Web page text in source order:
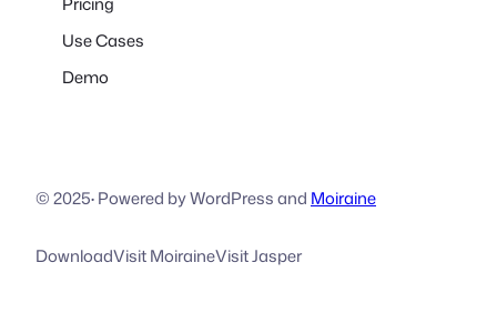
Use Cases
Demo
© 2025·Powered by WordPress and Moiraine
DownloadVisit MoiraineVisit Jasper